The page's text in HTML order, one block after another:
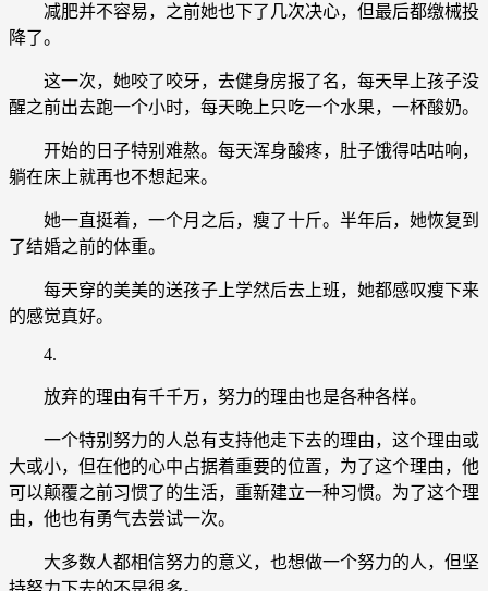
减肥并不容易，之前她也下了几次决心，但最后都缴械投
降了。
这一次，她咬了咬牙，去健身房报了名，每天早上孩子没
醒之前出去跑一个小时，每天晚上只吃一个水果，一杯酸奶。
开始的日子特别难熬。每天浑身酸疼，肚子饿得咕咕响，
躺在床上就再也不想起来。
她一直挺着，一个月之后，瘦了十斤。半年后，她恢复到
了结婚之前的体重。
每天穿的美美的送孩子上学然后去上班，她都感叹瘦下来
的感觉真好。
4.
放弃的理由有千千万，努力的理由也是各种各样。
一个特别努力的人总有支持他走下去的理由，这个理由或
大或小，但在他的心中占据着重要的位置，为了这个理由，他
可以颠覆之前习惯了的生活，重新建立一种习惯。为了这个理
由，他也有勇气去尝试一次。
大多数人都相信努力的意义，也想做一个努力的人，但坚